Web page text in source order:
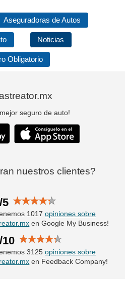
Aseguradoras de Autos
Noticias
Obligatorio
seguro de auto!
nuestros clientes?
5
1017opiniones sobre
en Google My Business!
10
3125opiniones sobre
en Feedback Company!